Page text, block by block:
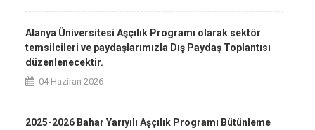
Alanya Üniversitesi Aşçılık Programı olarak sektör
temsilcileri ve paydaşlarımızla Dış Paydaş Toplantısı
düzenlenecektir.
04 Haziran 2026
2025-2026 Bahar Yarıyılı Aşçılık Programı Bütünleme